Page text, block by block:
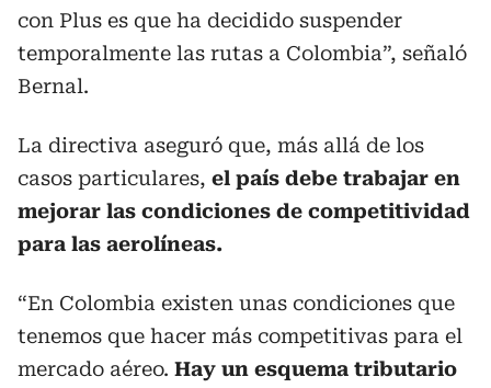
con Plus es que ha decidido suspender
temporalmente las rutas a Colombia”, señaló
Bernal.
La directiva aseguró que, más allá de los
casos particulares, el país debe trabajar en
mejorar las condiciones de competitividad
para las aerolíneas.
“En Colombia existen unas condiciones que
tenemos que hacer más competitivas para el
mercado aéreo. Hay un esquema tributario